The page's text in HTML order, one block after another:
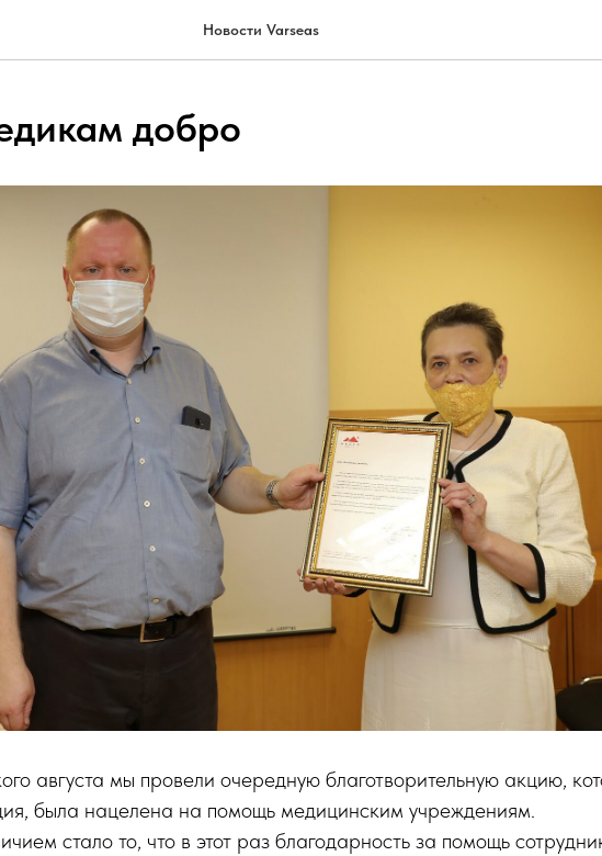
Новости Varseas
добро
августа мы провели очередную благотворительную акцию,
была нацелена на помощь медицинским учреждениям.
стало то, что в этот раз благодарность за помощь